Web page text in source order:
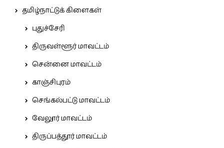
தமிழ்நாட்டுக் கிளைகள்
புதுச்சேரி
திருவள்ளூர் மாவட்டம்
சென்னை மாவட்டம்
காஞ்சிபுரம்
செங்கல்பட்டு மாவட்டம்
வேலூர் மாவட்டம்
திருப்பத்தூர் மாவட்டம்